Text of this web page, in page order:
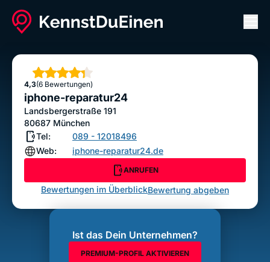
iphone-reparatur24
4,3
Sterne
(6 Bewertungen)
iphone-reparatur24
Landsbergerstraße 191
80687 München
Tel:
089 - 12018496
Web:
iphone-reparatur24.de
ANRUFEN
Bewertungen im ÜberblickBewertung abgeben
Ist das Dein Unternehmen?
PREMIUM-PROFIL AKTIVIEREN